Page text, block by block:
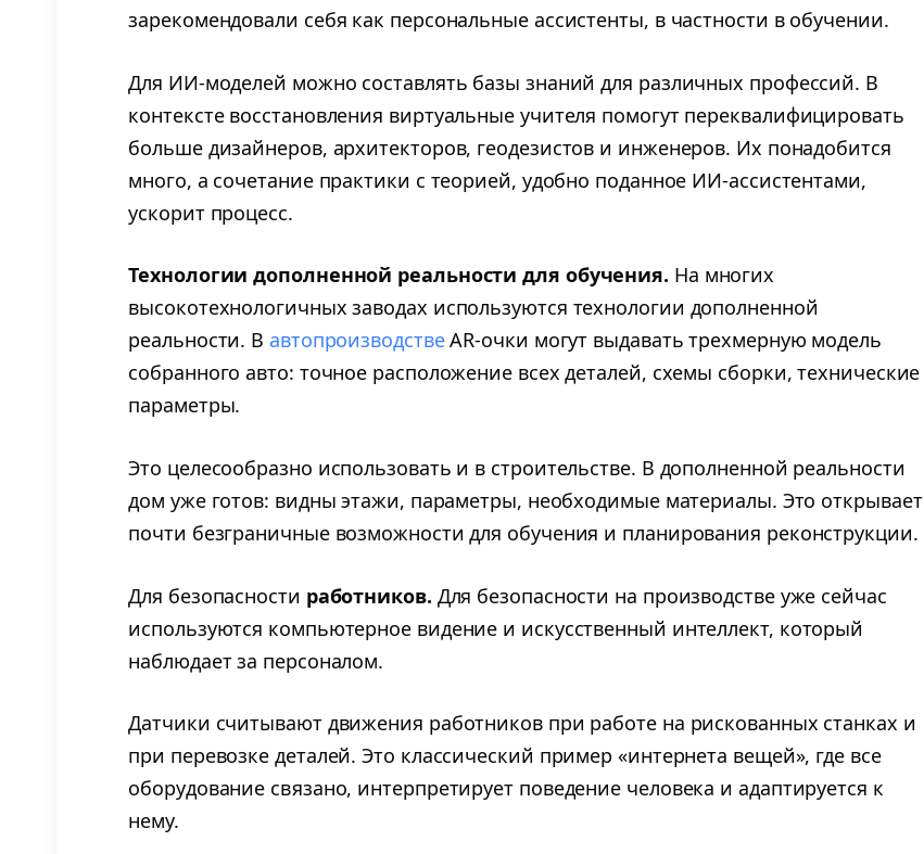
зарекомендовали себя как персональные ассистенты, в частности в обучении.
Для ИИ-моделей можно составлять базы знаний для различных профессий. В
контексте восстановления виртуальные учителя помогут переквалифицировать
больше дизайнеров, архитекторов, геодезистов и инженеров. Их понадобится
много, а сочетание практики с теорией, удобно поданное ИИ-ассистентами,
ускорит процесс.
Технологии дополненной реальности для обучения. На многих
высокотехнологичных заводах используются технологии дополненной
реальности. В автопроизводствеAR-очки могут выдавать трехмерную модель
собранного авто: точное расположение всех деталей, схемы сборки, технические
параметры.
Это целесообразно использовать и в строительстве. В дополненной реальности
дом уже готов: видны этажи, параметры, необходимые материалы. Это открывает
почти безграничные возможности для обучения и планирования реконструкции.
Для безопасности работников. Для безопасности на производстве уже сейчас
используются компьютерное видение и искусственный интеллект, который
наблюдает за персоналом.
Датчики считывают движения работников при работе на рискованных станках и
при перевозке деталей. Это классический пример «интернета вещей», где все
оборудование связано, интерпретирует поведение человека и адаптируется к
нему.